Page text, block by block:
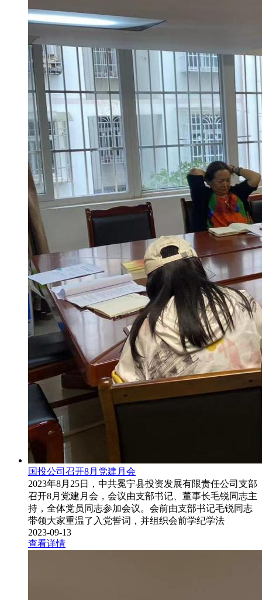
国投公司召开8月党建月会
2023年8月25日，中共冕宁县投资发展有限责任公司支部
召开8月党建月会，会议由支部书记、董事长毛锐同志主
持，全体党员同志参加会议。会前由支部书记毛锐同志
带领大家重温了入党誓词，并组织会前学纪学法
2023-09-13
查看详情